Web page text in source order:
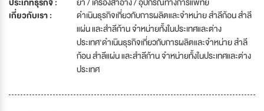
เกี่ยวกับเรา :
ดำเนินธุรกิจเกี่ยวกับการผลิตและจำหน่าย สำลีก้อน สำลี
แผ่น และสำลีก้าน จำหน่ายทั้งในประเทศและต่าง
ประเทศ'ดำเนินธุรกิจเกี่ยวกับการผลิตและจำหน่าย สำลี
ก้อน สำลีแผ่น และสำลีก้าน จำหน่ายทั้งในประเทศและต่าง
ประเทศ